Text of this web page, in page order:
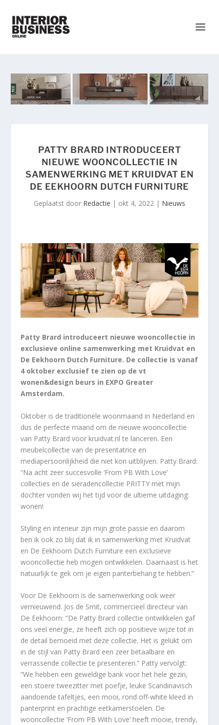
PATTY BRARD INTRODUCEERT
NIEUWE WOONCOLLECTIE IN
SAMENWERKING MET KRUIDVAT EN
DE EEKHOORN DUTCH FURNITURE
Geplaatst door Redactie | okt 4, 2022 | Nieuws
Patty Brard introduceert nieuwe wooncollectie in
exclusieve online samenwerking met Kruidvat en
De Eekhoorn Dutch Furniture. De collectie is vanaf
4 oktober exclusief te zien op de vt
wonen&design beurs in EXPO Greater
Amsterdam.
Oktober is de traditionele woonmaand in Nederland en
dus de perfecte maand om de nieuwe wooncollectie
van Patty Brard voor kruidvat.nl te lanceren. Een
meubelcollectie van de presentatrice en
mediapersoonlijkheid die niet kon uitblijven. Patty Brard:
“Na acht zeer succesvolle ‘From PB With Love’
collecties en de sieradencollectie PRITTY met mijn
dochter vonden wij het tijd voor de ultieme uitdaging:
wonen!
Styling en interieur zijn mijn grote passie en daarom
ben ik ook zo blij dat ik in samenwerking met Kruidvat
en De Eekhoorn Dutch Furniture een exclusieve
wooncollectie heb mogen ontwikkelen. Daarnaast is het
natuurlijk te gek om je eigen panterbehang te hebben.”
Voor De Eekhoorn is de samenwerking ook weer
vernieuwend. Jos de Smit, commercieel directeur van
De Eekhoorn: “De Patty Brard collectie ontwikkelen gaf
ons veel energie, ze heeft zich op positieve wijze tot in
de detail bemoeid met deze collectie. Het is gelukt om
in de stijl van Patty Brard een zeer betaalbare en
verrassende collectie te presenteren.” Patty vervolgt:
”We hebben een geweldige bank voor het hele gezin,
een stoere tweezitter met poefje, leuke Scandinavisch
aandoende tafeltjes, een mooi, rond off-white kleed in
panterprint en prachtige eetkamerstoelen. De
wooncollectie ‘From PB With Love’ heeft mooie, trendy,